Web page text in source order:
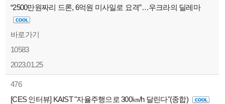
“2500만원짜리 드론, 6억원 미사일로 요격”…우크라의 딜레마
바로가기
10583
2023.01.25
476
[CES 인터뷰] KAIST "자율주행으로 300㎞/h 달린다"(종합)